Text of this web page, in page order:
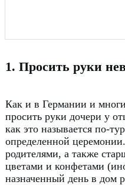
1. Просить руки
Как и в Германии и
просить руки дочери у
как это называется по-
определенной церемонии.
родителями, а также
цветами и конфетами
назначенный день в дом